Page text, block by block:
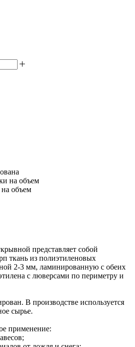
объем
представляет собой
ткань из полиэтиленовых
2-3 мм, ламинированную с обеих
с люверсами по периметру и
В производстве используется
сырье.
применение: